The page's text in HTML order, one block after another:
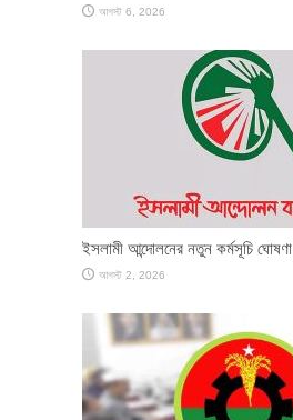
আগস্ট 6, 2026
ইসলামী আন্দোলনের নতুন কর্মসূচি ঘোষণা
আগস্ট 2, 2026